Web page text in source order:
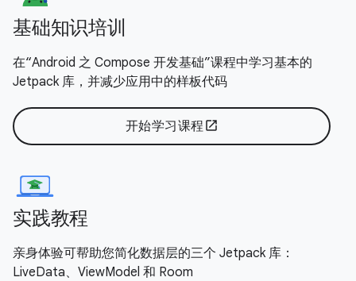
基础知识培训
在“Android 之 Compose 开发基础”课程中学习基本的
Jetpack 库，并减少应用中的样板代码
开始学习课程 open_in_new
实践教程
亲身体验可帮助您简化数据层的三个 Jetpack 库：
LiveData、ViewModel 和 Room